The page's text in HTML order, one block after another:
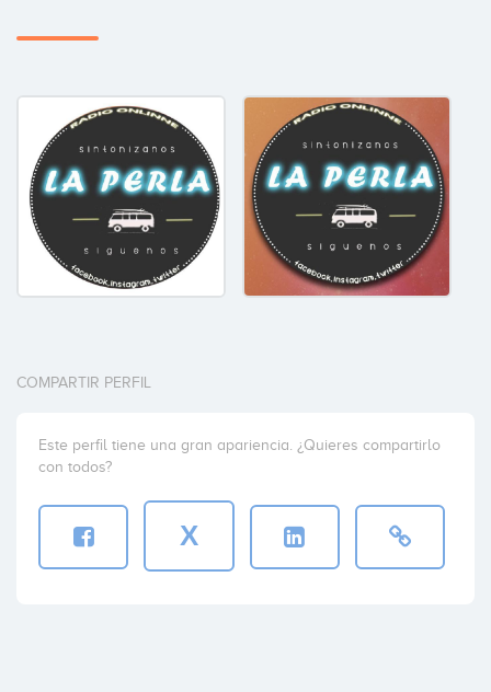
COMPARTIR PERFIL
Este perfil tiene una gran apariencia. ¿Quieres compartirlo
con todos?
X